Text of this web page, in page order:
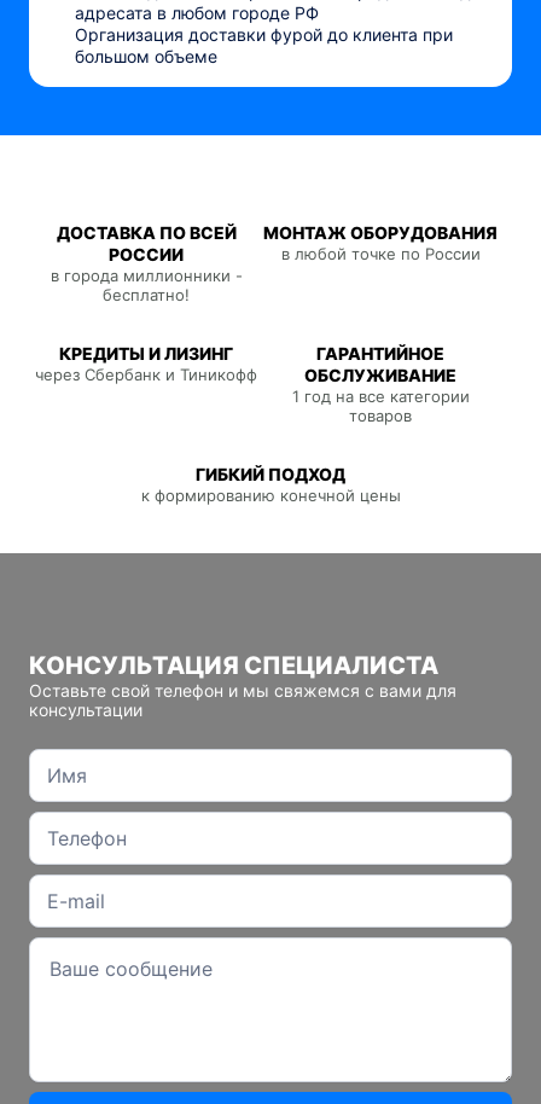
адресата в любом городе РФ
Организация доставки фурой до клиента при
большом объеме
ДОСТАВКА ПО ВСЕЙ
РОССИИ
в города миллионники -
бесплатно!
МОНТАЖ ОБОРУДОВАНИЯ
в любой точке по России
КРЕДИТЫ И ЛИЗИНГ
через Сбербанк и Тиникофф
ГАРАНТИЙНОЕ
ОБСЛУЖИВАНИЕ
1 год на все категории
товаров
ГИБКИЙ ПОДХОД
к формированию конечной цены
КОНСУЛЬТАЦИЯ СПЕЦИАЛИСТА
Оставьте свой телефон и мы свяжемся с вами для
консультации